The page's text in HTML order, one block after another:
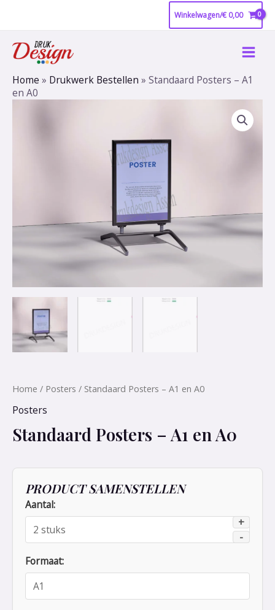
inhoud
Winkelwagen/€ 0,00
Main
Home » Drukwerk Bestellen » Standaard Posters – A1
en A0
Home / Posters / Standaard Posters – A1 en A0
Posters
Standaard Posters – A1 en A0
PRODUCT SAMENSTELLEN
Aantal:
+
-
Formaat: